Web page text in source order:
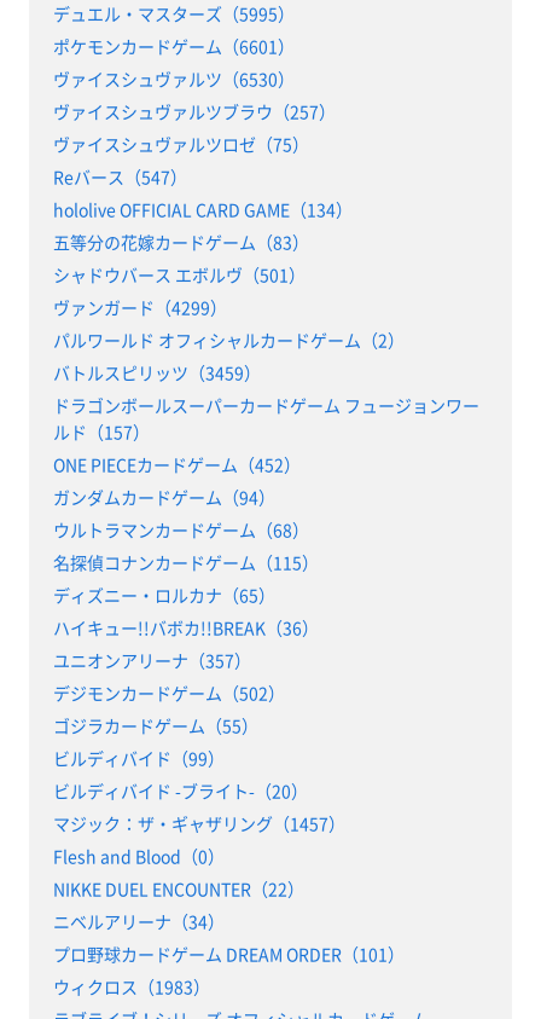
デュエル・マスターズ（5995）
ポケモンカードゲーム（6601）
ヴァイスシュヴァルツ（6530）
ヴァイスシュヴァルツブラウ（257）
ヴァイスシュヴァルツロゼ（75）
Reバース（547）
hololive OFFICIAL CARD GAME（134）
五等分の花嫁カードゲーム（83）
シャドウバース エボルヴ（501）
ヴァンガード（4299）
パルワールド オフィシャルカードゲーム（2）
バトルスピリッツ（3459）
ドラゴンボールスーパーカードゲーム フュージョンワー
ルド（157）
ONE PIECEカードゲーム（452）
ガンダムカードゲーム（94）
ウルトラマンカードゲーム（68）
名探偵コナンカードゲーム（115）
ディズニー・ロルカナ（65）
ハイキュー!!バボカ!!BREAK（36）
ユニオンアリーナ（357）
デジモンカードゲーム（502）
ゴジラカードゲーム（55）
ビルディバイド（99）
ビルディバイド -ブライト-（20）
マジック：ザ・ギャザリング（1457）
Flesh and Blood（0）
NIKKE DUEL ENCOUNTER（22）
ニベルアリーナ（34）
プロ野球カードゲーム DREAM ORDER（101）
ウィクロス（1983）